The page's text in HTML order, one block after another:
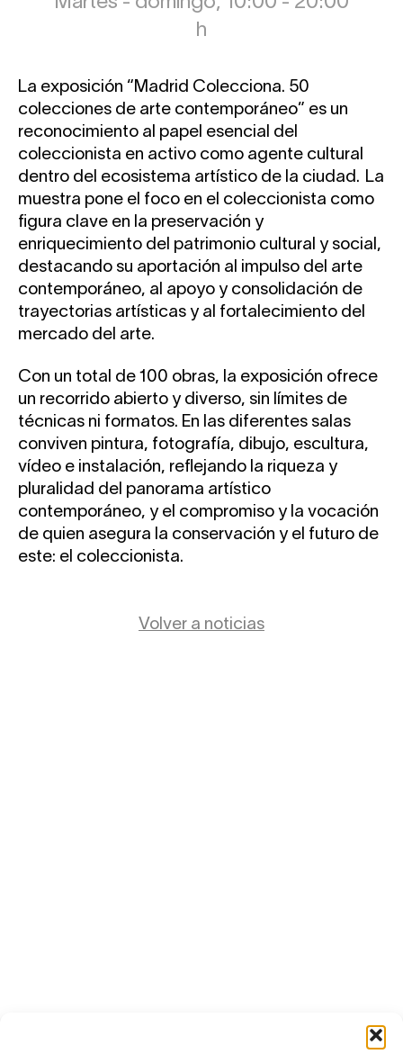
h
La exposición “Madrid Colecciona. 50
colecciones de arte contemporáneo” es un
reconocimiento al papel esencial del
coleccionista en activo como agente cultural
dentro del ecosistema artístico de la ciudad. La
muestra pone el foco en el coleccionista como
figura clave en la preservación y
enriquecimiento del patrimonio cultural y social,
destacando su aportación al impulso del arte
contemporáneo, al apoyo y consolidación de
trayectorias artísticas y al fortalecimiento del
mercado del arte.
Con un total de 100 obras, la exposición ofrece
un recorrido abierto y diverso, sin límites de
técnicas ni formatos. En las diferentes salas
conviven pintura, fotografía, dibujo, escultura,
vídeo e instalación, reflejando la riqueza y
pluralidad del panorama artístico
contemporáneo, y el compromiso y la vocación
de quien asegura la conservación y el futuro de
este: el coleccionista.
Volver a noticias